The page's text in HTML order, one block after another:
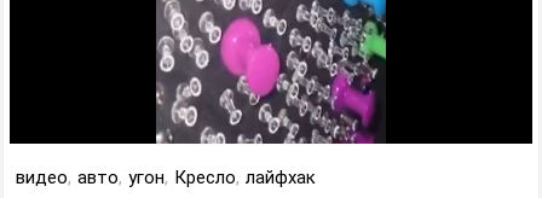
видео, авто, угон, Кресло, лайфхак